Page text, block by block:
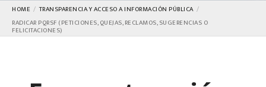
HOME
TRANSPARENCIA Y ACCESO A INFORMACIÓN PÚBLICA
RADICAR PQRSF (PETICIONES, QUEJAS, RECLAMOS, SUGERENCIAS O
FELICITACIONES)